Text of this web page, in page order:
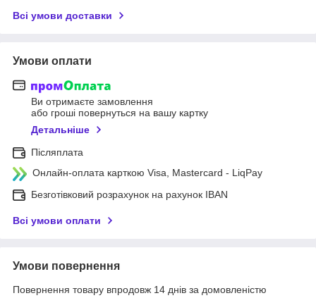
Всі умови доставки
Умови оплати
Ви отримаєте замовлення
або гроші повернуться на вашу картку
Детальніше
Післяплата
Онлайн-оплата карткою Visa, Mastercard - LiqPay
Безготівковий розрахунок на рахунок IBAN
Всі умови оплати
Умови повернення
Повернення товару впродовж 14 днів за домовленістю